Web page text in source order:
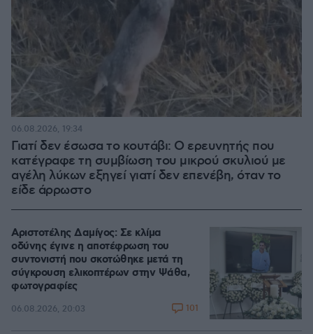
Γιατί δεν έσωσα το κουτάβι: Ο ερευνητής που
κατέγραφε τη συμβίωση του μικρού σκυλιού με
αγέλη λύκων εξηγεί γιατί δεν επενέβη, όταν το
είδε άρρωστο
06.08.2026, 19:34
Αριστοτέλης Δαμίγος: Σε κλίμα
οδύνης έγινε η αποτέφρωση του
συντονιστή που σκοτώθηκε μετά τη
σύγκρουση ελικοπτέρων στην Ψάθα,
φωτογραφίες
06.08.2026, 20:03 101